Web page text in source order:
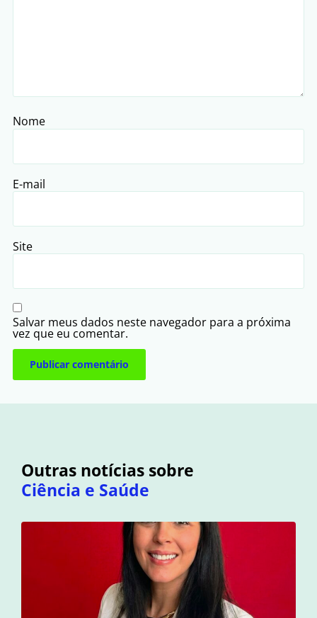
Nome
E-mail
Site
Salvar meus dados neste navegador para a próxima
vez que eu comentar.
Outras notícias sobre
Ciência e Saúde